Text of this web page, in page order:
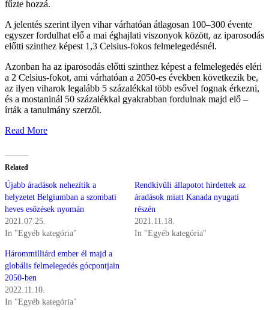
fűzte hozzá.
A jelentés szerint ilyen vihar várhatóan átlagosan 100–300 évente
egyszer fordulhat elő a mai éghajlati viszonyok között, az iparosodás
előtti szinthez képest 1,3 Celsius-fokos felmelegedésnél.
Azonban ha az iparosodás előtti szinthez képest a felmelegedés eléri
a 2 Celsius-fokot, ami várhatóan a 2050-es években következik be,
az ilyen viharok legalább 5 százalékkal több esővel fognak érkezni,
és a mostaninál 50 százalékkal gyakrabban fordulnak majd elő –
írták a tanulmány szerzői.
Read More
Related
Újabb áradások nehezítik a
helyzetet Belgiumban a szombati
heves esőzések nyomán
2021.07.25.
In "Egyéb kategória"
Rendkívüli állapotot hirdettek az
áradások miatt Kanada nyugati
részén
2021.11.18.
In "Egyéb kategória"
Hárommilliárd ember él majd a
globális felmelegedés gócpontjain
2050-ben
2022.11.10.
In "Egyéb kategória"